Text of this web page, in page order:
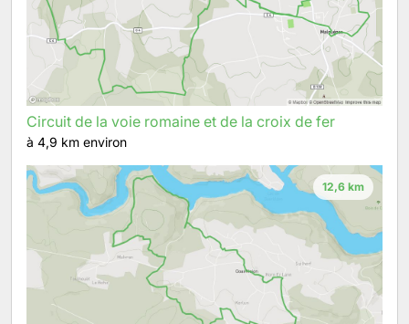
Circuit de la voie romaine et de la croix de fer
à 4,9 km environ
12,6 km